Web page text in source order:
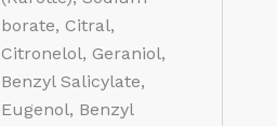
borate, Citral,
Citronelol, Geraniol,
Benzyl Salicylate,
Eugenol, Benzyl